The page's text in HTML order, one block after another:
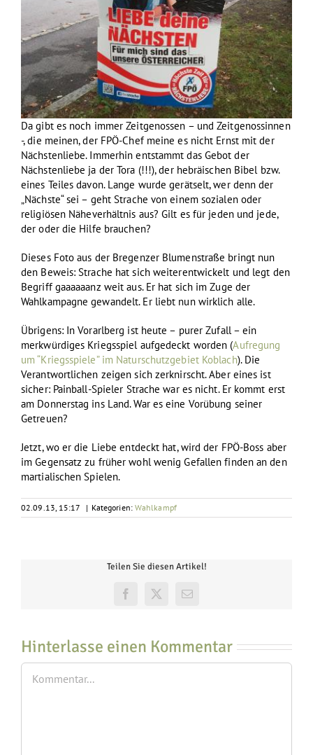
Da gibt es noch immer Zeitgenossen – und Zeitgenossinnen
-, die meinen, der FPÖ-Chef meine es nicht Ernst mit der
Nächstenliebe. Immerhin entstammt das Gebot der
Nächstenliebe ja der Tora (!!!), der hebräischen Bibel bzw.
eines Teiles davon. Lange wurde gerätselt, wer denn der
„Nächste“ sei – geht Strache von einem sozialen oder
religiösen Näheverhältnis aus? Gilt es für jeden und jede,
der oder die Hilfe brauchen?
Dieses Foto aus der Bregenzer Blumenstraße bringt nun
den Beweis: Strache hat sich weiterentwickelt und legt den
Begriff gaaaaaanz weit aus. Er hat sich im Zuge der
Wahlkampagne gewandelt. Er liebt nun wirklich alle.
Übrigens: In Vorarlberg ist heute – purer Zufall – ein
merkwürdiges Kriegsspiel aufgedeckt worden (Aufregung
um “Kriegsspiele” im Naturschutzgebiet Koblach). Die
Verantwortlichen zeigen sich zerknirscht. Aber eines ist
sicher: Painball-Spieler Strache war es nicht. Er kommt erst
am Donnerstag ins Land. War es eine Vorübung seiner
Getreuen?
Jetzt, wo er die Liebe entdeckt hat, wird der FPÖ-Boss aber
im Gegensatz zu früher wohl wenig Gefallen finden an den
martialischen Spielen.
02.09.13, 15:17 | Kategorien: Wahlkampf
Teilen Sie diesen Artikel!
Facebook
X
E-
Hinterlasse einen Kommentar
Kommentar